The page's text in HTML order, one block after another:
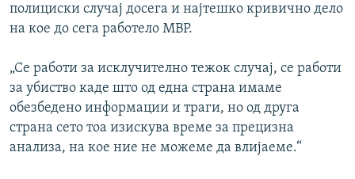
полициски случај досега и најтешко кривично дело
на кое до сега работело МВР.
„Се работи за исклучително тежок случај, се работи
за убиство каде што од една страна имаме
обезбедено информации и траги, но од друга
страна сето тоа изискува време за прецизна
анализа, на кое ние не можеме да влијаеме.“